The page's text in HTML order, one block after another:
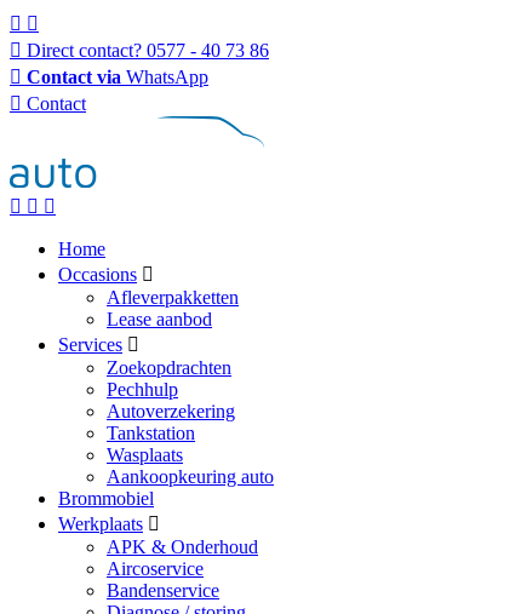
Direct contact? 0577 - 40 73 86
Contact via WhatsApp
Contact
Home
Occasions
Afleverpakketten
Lease aanbod
Services
Zoekopdrachten
Pechhulp
Autoverzekering
Tankstation
Wasplaats
Aankoopkeuring auto
Brommobiel
Werkplaats
APK & Onderhoud
Aircoservice
Bandenservice